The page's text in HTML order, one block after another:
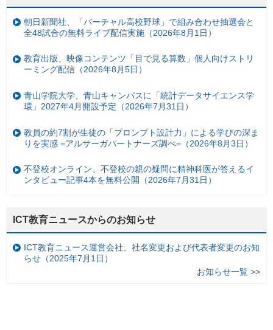
朝日新聞社、「バーチャル高校野球」で組み合わせ抽選会と
全48試合の無料ライブ配信実施（2026年8月1日）
教育出版、映像コンテンツ「目で見る算数」個人向けストリ
ーミング配信（2026年8月5日）
青山学院大学、青山キャンパスに「統計データサイエンス学
環」2027年4月開設予定（2026年7月31日）
教員の約7割が生徒の「プロンプト設計力」による学びの深ま
りを実感 =アルサーガパートナーズ調べ=（2026年8月3日）
不登校オンライン、不登校の親の疑問に精神科医が答えるイ
ンタビュー記事4本を無料公開（2026年7月31日）
ICT教育ニュースからのお知らせ
ICT教育ニュース運営会社、社名変更および代表者変更のお知
らせ（2025年7月1日）
お知らせ一覧 >>